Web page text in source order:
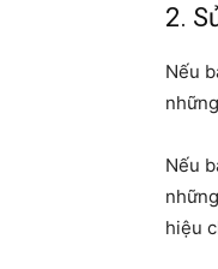
2.
Nếu
Nếu
hiệu